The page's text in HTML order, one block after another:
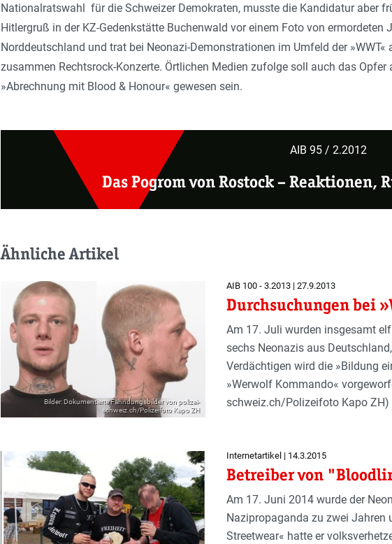
Nationalratswahl für die Schweizer Demokraten, musste die Kandidatur aber
Hitlergruß in der KZ-Gedenkstätte Buchenwald vor einem Foto von ermordeten
Norddeutschland und trat bei Neonazi-Demonstrationen im Umfeld der
zusammen Rechtsrock-Konzerte. Örtlichen Medien zufolge soll auch das
»Abrechnung mit Blood & Honour« gewesen sein.
AIB 95 / 2.2012
Das Pogrom von Rostock –Reaktionen,
Ähnliche Artikel
Bilder: Dokumentierte Fahndungsbilder von polizei-
schweiz.ch/Polizeifoto Kapo ZH
AIB 100 - 3.2013 | 27.9.2013
Durchsuchungen bei
Am 17. Juli wurden insgesamt
sechs Neo­nazis aus
Verdächtigen wird die »Bildung
»Werwolf Kommando«
schweiz.ch/Polizeifoto Kapo ZH)
Internetartikel | 14.3.2015
Betreiber von
Am 17. Juni 2014 wurde der
Nazipropaganda zu zwei Jahren
Streetwear« hatte er